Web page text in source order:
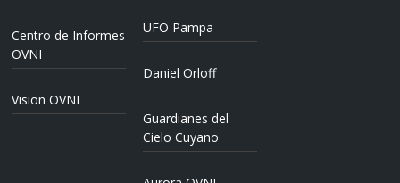
Centro de Informes
OVNI
Vision OVNI
UFO Pampa
Daniel Orloff
Guardianes del
Cielo Cuyano